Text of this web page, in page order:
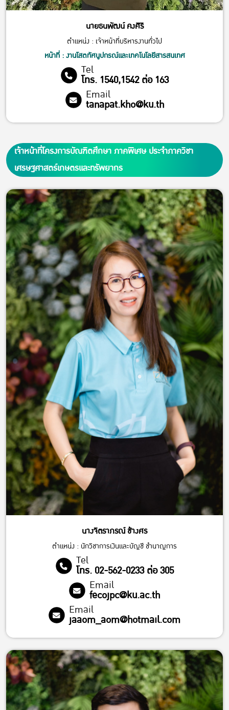
นายธนพัฒน์ คงศิริ
ตำแหน่ง : เจ้าหน้าที่บริหารงานทั่วไป
หน้าที่ : งานโสตทัศนูปกรณ์และเทคโนโลยีสารสนเทศ
Tel
โทร. 1540,1542 ต่อ 163
Email
tanapat.kho@ku.th
เจ้าหน้าที่โครงการบัณฑิตศึกษา ภาคพิเศษ ประจำภาควิชา
เศรษฐศาสตร์เกษตรและทรัพยากร
นางจิตราภรณ์ ช้างศร
ตำแหน่ง : นักวิชาการเงินและบัญชี ชำนาญการ
Tel
โทร. 02-562-0233 ต่อ 305
Email
fecojpc@ku.ac.th
Email
jaaom_aom@hotmail.com